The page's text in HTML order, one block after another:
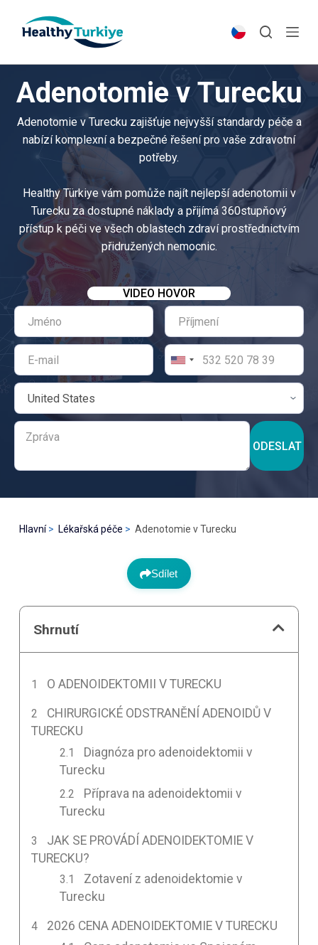
p
o
c
Adenotomie v Turecku
Adenotomie v Turecku zajišťuje nejvyšší standardy péče a
nabízí komplexní a bezpečné řešení pro vaše zdravotní
potřeby.
Healthy Türkiye vám pomůže najít nejlepší adenotomii v
Turecku za dostupné náklady a přijímá 360stupňový
přístup k péči ve všech oblastech zdraví prostřednictvím
přidružených nemocnic.
VIDEO HOVOR
ODESLAT
Hlavní Lékařská péče Adenotomie v Turecku
Sdílet
Shrnutí
O ADENOIDEKTOMII V TURECKU
CHIRURGICKÉ ODSTRANĚNÍ ADENOIDŮ V
TURECKU
Diagnóza pro adenoidektomii v
Turecku
Příprava na adenoidektomii v
Turecku
JAK SE PROVÁDÍ ADENOIDEKTOMIE V
TURECKU?
Zotavení z adenoidektomie v
Turecku
2026 CENA ADENOIDEKTOMIE V TURECKU